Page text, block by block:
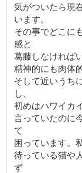
気がついたら現
います。
その事でどこに
感と
葛藤しなければ
精神的にも肉体
そして近いうち
し、
初めはハワイカ
言っていたのに
て
困っています。
待っている猫や
ず